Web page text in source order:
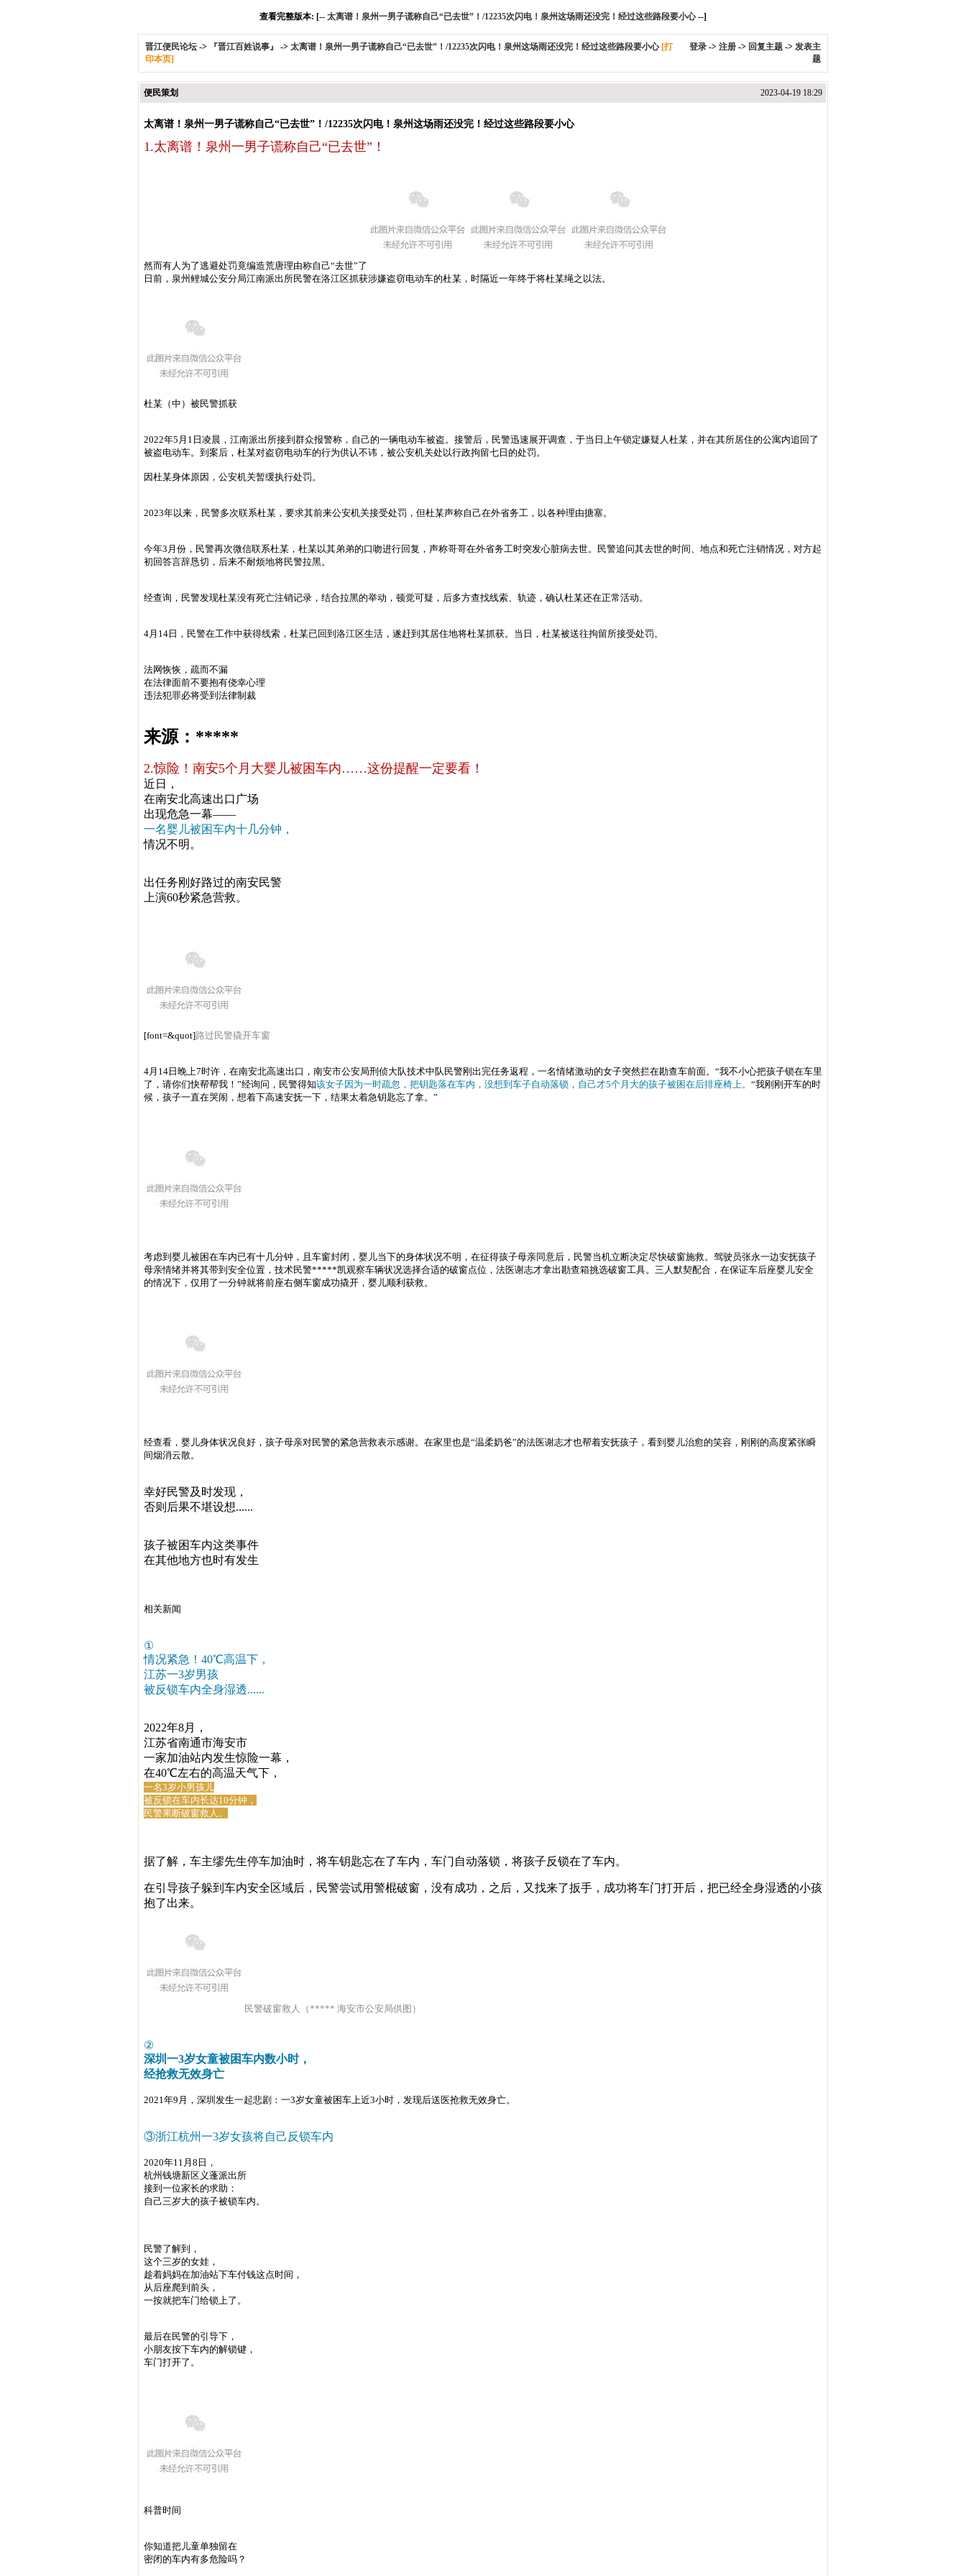
查看完整版本: [-- 太离谱！泉州一男子谎称自己“已去世”！/12235次闪电！泉州这场雨还没完！经过这些路段要小心--]
晋江便民论坛 -> 『晋江百姓说事』 -> 太离谱！泉州一男子谎称自己“已去世”！/12235次闪电！泉州这场雨还没完！经过这些路段要小心 [打
印本页]
登录 -> 注册 -> 回复主题 -> 发表主
题
便民策划 2023-04-19 18:29
太离谱！泉州一男子谎称自己“已去世”！/12235次闪电！泉州这场雨还没完！经过这些路段要小心
1.太离谱！泉州一男子谎称自己“已去世”！
然而有人为了逃避处罚竟编造荒唐理由称自己“去世”了
日前，泉州鲤城公安分局江南派出所民警在洛江区抓获涉嫌盗窃电动车的杜某，时隔近一年终于将杜某绳之以法。
杜某（中）被民警抓获
2022年5月1日凌晨，江南派出所接到群众报警称，自己的一辆电动车被盗。接警后，民警迅速展开调查，于当日上午锁定嫌疑人杜某，并在其所居住的公寓内追回了
被盗电动车。到案后，杜某对盗窃电动车的行为供认不讳，被公安机关处以行政拘留七日的处罚。
因杜某身体原因，公安机关暂缓执行处罚。
2023年以来，民警多次联系杜某，要求其前来公安机关接受处罚，但杜某声称自己在外省务工，以各种理由搪塞。
今年3月份，民警再次微信联系杜某，杜某以其弟弟的口吻进行回复，声称哥哥在外省务工时突发心脏病去世。民警追问其去世的时间、地点和死亡注销情况，对方起
初回答言辞恳切，后来不耐烦地将民警拉黑。
经查询，民警发现杜某没有死亡注销记录，结合拉黑的举动，顿觉可疑，后多方查找线索、轨迹，确认杜某还在正常活动。
4月14日，民警在工作中获得线索，杜某已回到洛江区生活，遂赶到其居住地将杜某抓获。当日，杜某被送往拘留所接受处罚。
法网恢恢，疏而不漏
在法律面前不要抱有侥幸心理
违法犯罪必将受到法律制裁
来源：*****
2.惊险！南安5个月大婴儿被困车内……这份提醒一定要看！
近日，
在南安北高速出口广场
出现危急一幕——
一名婴儿被困车内十几分钟，
情况不明。
出任务刚好路过的南安民警
上演60秒紧急营救。
[font=&quot]路过民警撬开车窗
4月14日晚上7时许，在南安北高速出口，南安市公安局刑侦大队技术中队民警刚出完任务返程，一名情绪激动的女子突然拦在勘查车前面。“我不小心把孩子锁在车里
了，请你们快帮帮我！”经询问，民警得知该女子因为一时疏忽，把钥匙落在车内，没想到车子自动落锁，自己才5个月大的孩子被困在后排座椅上。 “我刚刚开车的时
候，孩子一直在哭闹，想着下高速安抚一下，结果太着急钥匙忘了拿。”
考虑到婴儿被困在车内已有十几分钟，且车窗封闭，婴儿当下的身体状况不明，在征得孩子母亲同意后，民警当机立断决定尽快破窗施救。驾驶员张永一边安抚孩子
母亲情绪并将其带到安全位置，技术民警*****凯观察车辆状况选择合适的破窗点位，法医谢志才拿出勘查箱挑选破窗工具。三人默契配合，在保证车后座婴儿安全
的情况下，仅用了一分钟就将前座右侧车窗成功撬开，婴儿顺利获救。
经查看，婴儿身体状况良好，孩子母亲对民警的紧急营救表示感谢。在家里也是“温柔奶爸”的法医谢志才也帮着安抚孩子，看到婴儿治愈的笑容，刚刚的高度紧张瞬
间烟消云散。
幸好民警及时发现，
否则后果不堪设想......
孩子被困车内这类事件
在其他地方也时有发生
相关新闻
①
情况紧急！40℃高温下，
江苏一3岁男孩
被反锁车内全身湿透......
2022年8月，
江苏省南通市海安市
一家加油站内发生惊险一幕，
在40℃左右的高温天气下，
一名3岁小男孩儿
被反锁在车内长达10分钟，
民警果断破窗救人。
据了解， 车主缪先生停车加油时， 将车钥匙忘在了车内， 车门自动落锁， 将孩子反锁在了车内。
在引导孩子躲到车内安全区域后， 民警尝试用警棍破窗， 没有成功， 之后，又找来了扳手， 成功将车门打开后， 把已经全身湿透的小孩
抱了出来。
民警破窗救人（***** 海安市公安局供图）
②
深圳一3岁女童被困车内数小时，
经抢救无效身亡
2021年9月，深圳发生一起悲剧：一3岁女童被困车上近3小时，发现后送医抢救无效身亡。
③浙江杭州一3岁女孩将自己反锁车内
2020年11月8日，
杭州钱塘新区义蓬派出所
接到一位家长的求助：
自己三岁大的孩子被锁车内。
民警了解到，
这个三岁的女娃，
趁着妈妈在加油站下车付钱这点时间，
从后座爬到前头，
一按就把车门给锁上了。
最后在民警的引导下，
小朋友按下车内的解锁键，
车门打开了。
科普时间
你知道把儿童单独留在
密闭的车内有多危险吗？